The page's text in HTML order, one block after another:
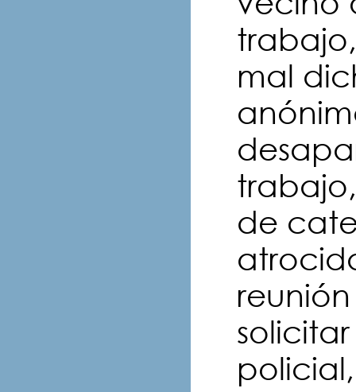
mal
de